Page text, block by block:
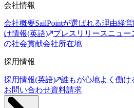
会社情報
会社概要SailPointが選ばれる理由経
け情報(英語)
プレスリリースニュー
の社会貢献会社所在地
採用情報
採用情報(英語)
誰もが心地よく働け
お問い合わせ資料請求